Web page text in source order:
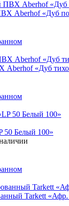
Aberhof «Дуб
Aberhof «Дуб
50 Белый 100»
Tarkett